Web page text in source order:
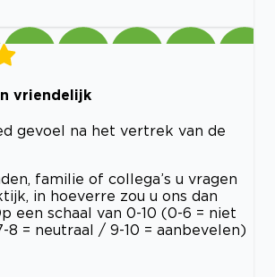
vriendelijk
gevoel na het vertrek van de
familie of collega’s u vragen
in hoeverre zou u ons dan
een schaal van 0-10 (0-6 = niet
8 = neutraal / 9-10 = aanbevelen)